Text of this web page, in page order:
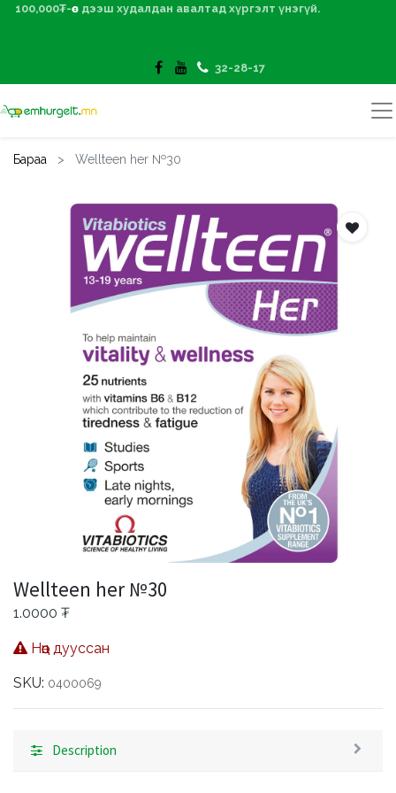
100,000₮-өөс дээш худалдан авалтад хүргэлт үнэгүй.
32-28-17
Бараа Wellteen her №30
Wellteen her №30
1.0000 ₮
Нөөц дууссан
SKU: 0400069
Description